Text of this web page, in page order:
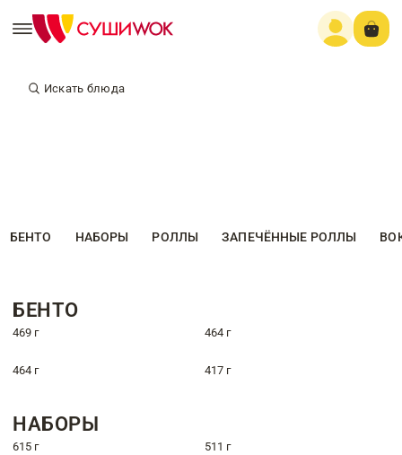
Искать блюда
БЕНТО НАБОРЫ РОЛЛЫ ЗАПЕЧЁННЫЕ РОЛЛЫ
БЕНТО
469 г 464 г
464 г 417 г
НАБОРЫ
615 г 511 г